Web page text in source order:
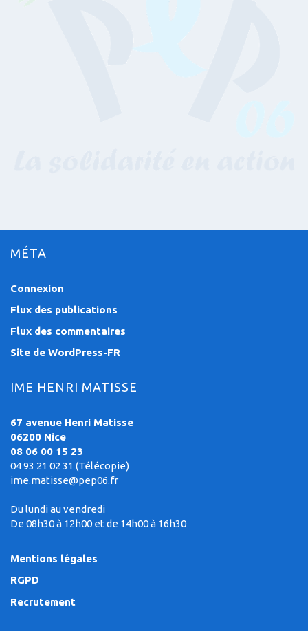
MÉTA
Connexion
Flux des publications
Flux des commentaires
Site de WordPress-FR
IME HENRI MATISSE
67 avenue Henri Matisse
06200 Nice
08 06 00 15 23
04 93 21 02 31 (Télécopie)
ime.matisse@pep06.fr
Du lundi au vendredi
De 08h30 à 12h00 et de 14h00 à 16h30
Mentions légales
RGPD
Recrutement